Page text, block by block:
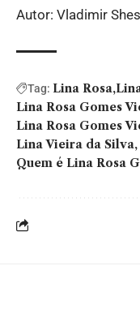
Autor: Vladimir
Tag: Lina Rosa
Lina Rosa Gomes
Lina Rosa Gomes
Lina Vieira da Silva
Quem é Lina Rosa